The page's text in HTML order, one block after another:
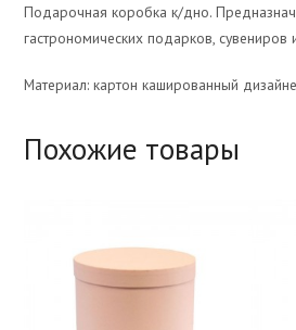
Подарочная коробка к/дно.
гастрономических подарков, сувениров
Материал: картон кашированный
Похожие товары